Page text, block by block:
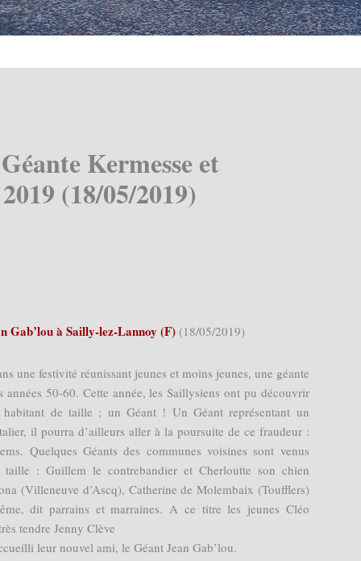
Kermesse et
(18/05/2019)
Gab’lou à Sailly-lez-Lannoy (F)(18/05/2019)
une festivité réunissant jeunes et moins jeunes, une géante
50-60. Cette année, les Saillysiens ont pu découvrir
de taille ; un Géant ! Un Géant représentant un
il pourra d’ailleurs aller à la poursuite de ce fraudeur :
Quelques Géants des communes voisines sont venus
: Guillem le contrebandier et Cherloutte son chien
(Villeneuve d’Ascq), Catherine de Molembaix (Toufflers)
dit parrains et marraines. A ce titre les jeunes Cléo
tendre Jenny Clève
leur nouvel ami, le Géant Jean Gab’lou.